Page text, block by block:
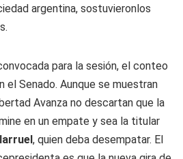
argentina, sostuvieronlos
para la sesión, el conteo
el Senado. Aunque se muestran
Avanza no descartan que la
en un empate y sea la titular
, quien deba desempatar. El